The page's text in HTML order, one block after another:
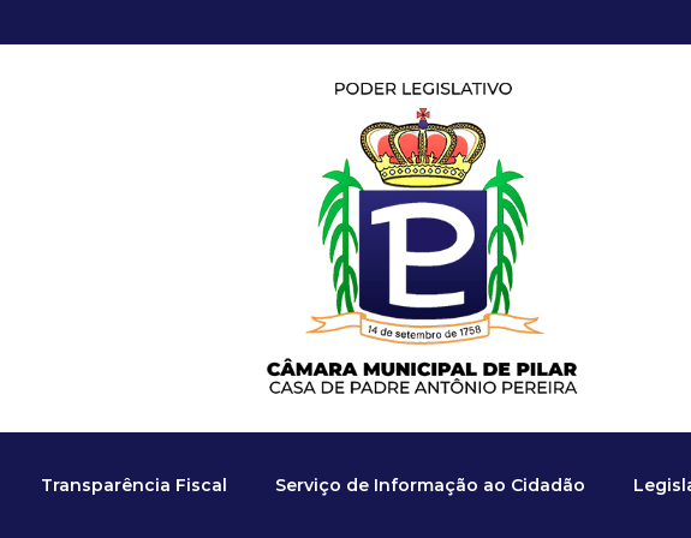
Transparência Fiscal Serviço de Informação ao Cidadão